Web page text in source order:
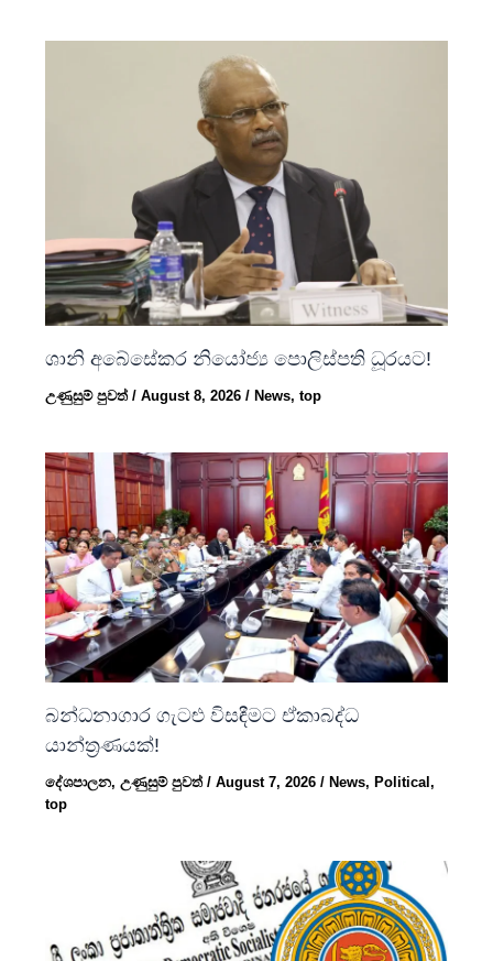
ශානි අබේසේකර නියෝජ්‍ය පොලිස්පති ධූරයට!
උණුසුම් පුවත්/August 8, 2026/ News,top
බන්ධනාගාර ගැටළු විසඳීමට ඒකාබද්ධ
යාන්ත්‍රණයක්!
දේශපාලන,උණුසුම් පුවත්/August 7, 2026/ News, Political,
top